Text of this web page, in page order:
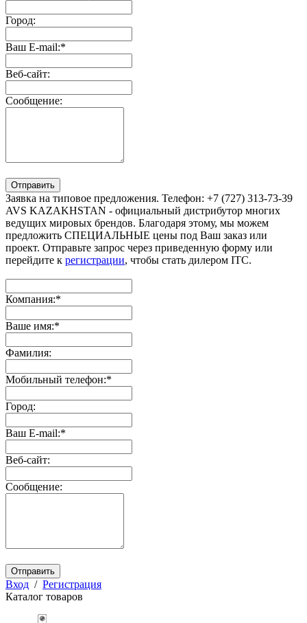
Город:
Ваш E-mail:*
Веб-сайт:
Сообщение:
Отправить
Заявка на типовое предложения. Телефон: +7 (727) 313-73-39
AVS KAZAKHSTAN - официальный дистрибутор многих
ведущих мировых брендов. Благодаря этому, мы можем
предложить СПЕЦИАЛЬНЫЕ цены под Ваш заказ или
проект. Отправьте запрос через приведенную форму или
перейдите к регистрации, чтобы стать дилером ITC.
Компания:*
Ваше имя:*
Фамилия:
Мобильный телефон:*
Город:
Ваш E-mail:*
Веб-сайт:
Сообщение:
Отправить
Вход / Регистрация
Каталог товаров